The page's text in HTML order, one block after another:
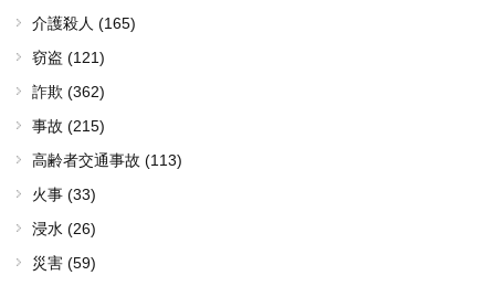
介護殺人 (165)
窃盗 (121)
詐欺 (362)
事故 (215)
高齢者交通事故 (113)
火事 (33)
浸水 (26)
災害 (59)